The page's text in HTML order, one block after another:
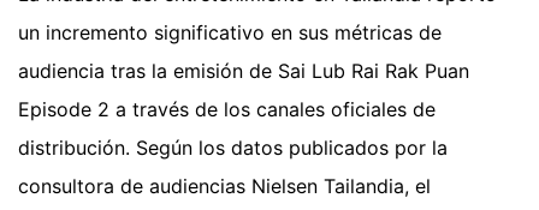
un incremento significativo en sus métricas de
audiencia tras la emisión de Sai Lub Rai Rak Puan
Episode 2 a través de los canales oficiales de
distribución. Según los datos publicados por la
consultora de audiencias Nielsen Tailandia, el